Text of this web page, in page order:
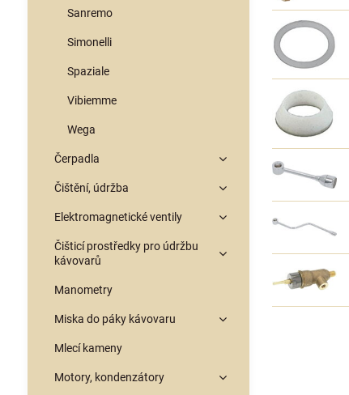
Sanremo
Simonelli
Spaziale
Vibiemme
Wega
Čerpadla
Čištění, údržba
Elektromagnetické ventily
Čišticí prostředky pro údržbu
kávovarů
Manometry
Miska do páky kávovaru
Mlecí kameny
Motory, kondenzátory